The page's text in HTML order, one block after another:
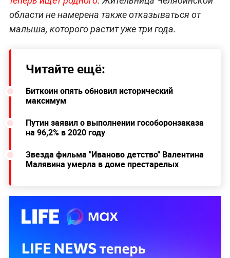
области не намерена также отказываться от
малыша, которого растит уже три года.
Читайте ещё:
Биткоин опять обновил исторический
максимум
Путин заявил о выполнении гособоронзаказа
на 96,2% в 2020 году
Звезда фильма "Иваново детство" Валентина
Малявина умерла в доме престарелых